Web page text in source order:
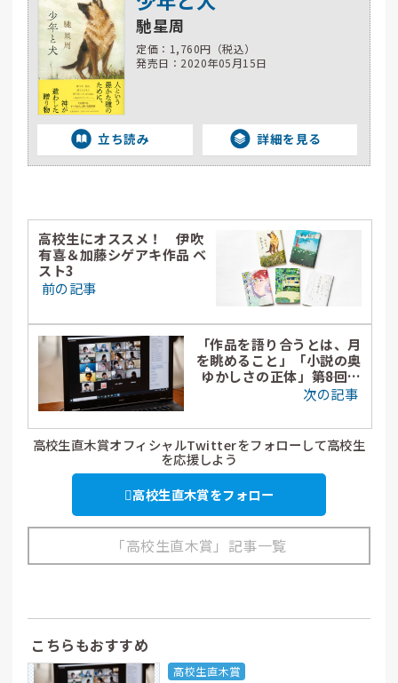
馳星周
定価：1,760円（税込）
発売日：2020年05月15日
立ち読み 詳細を見る
高校生にオススメ！ 伊吹
有喜＆加藤シゲアキ作品 ベ
スト3
前の記事
「作品を語り合うとは、月
を眺めること」「小説の奥
ゆかしさの正体」――第8回高
校生直木賞 参加生徒の声
（2）
次の記事
高校生直木賞オフィシャルTwitterをフォローして高校生
を応援しよう
高校生直木賞をフォロー
「高校生直木賞」記事一覧
こちらもおすすめ
高校生直木賞